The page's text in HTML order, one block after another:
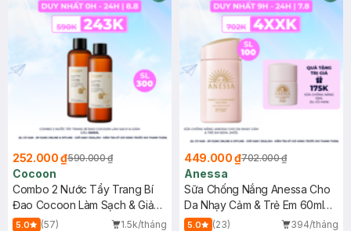
252.000 ₫590.000 ₫
Cocoon
Combo 2 Nước Tẩy Trang Bí
Đao Cocoon Làm Sạch & Giảm
Dầu 500ml
5.0 (57)
1.5k/tháng
449.000 ₫702.000 ₫
Anessa
Sữa Chống Nắng Anessa Cho
Da Nhạy Cảm & Trẻ Em 60ml
(Mới)
5.0 (23)
394/tháng